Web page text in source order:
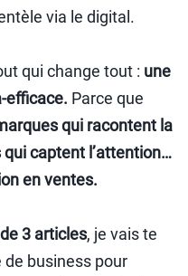
via le digital.
qui change tout : une
efficace. Parce que
qui racontent la
captent l’attention…
en ventes.
3 articles, je vais te
business pour